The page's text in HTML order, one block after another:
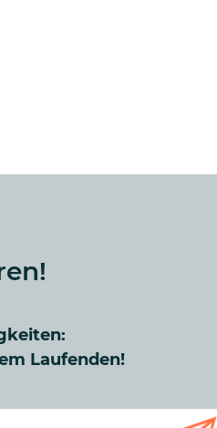
Laufenden!